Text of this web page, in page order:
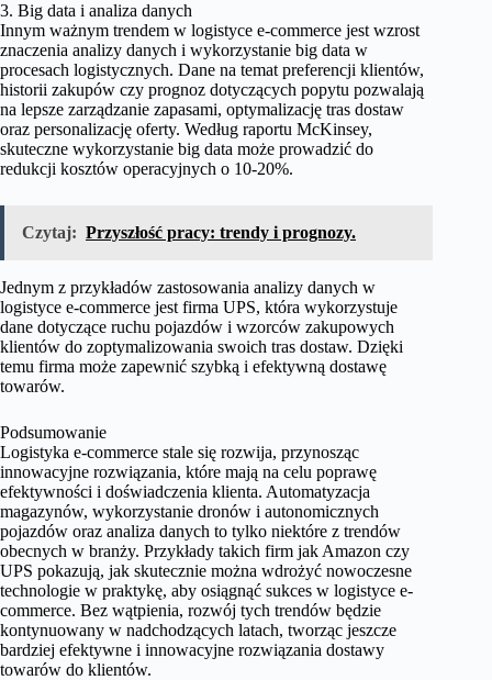
3. Big data i analiza danych
Innym ważnym trendem w logistyce e-commerce jest wzrost
znaczenia analizy danych i wykorzystanie big data w
procesach logistycznych. Dane na temat preferencji klientów,
historii zakupów czy prognoz dotyczących popytu pozwalają
na lepsze zarządzanie zapasami, optymalizację tras dostaw
oraz personalizację oferty. Według raportu McKinsey,
skuteczne wykorzystanie big data może prowadzić do
redukcji kosztów operacyjnych o 10-20%.
Czytaj: Przyszłość pracy: trendy i prognozy.
Jednym z przykładów zastosowania analizy danych w
logistyce e-commerce jest firma UPS, która wykorzystuje
dane dotyczące ruchu pojazdów i wzorców zakupowych
klientów do zoptymalizowania swoich tras dostaw. Dzięki
temu firma może zapewnić szybką i efektywną dostawę
towarów.
Podsumowanie
Logistyka e-commerce stale się rozwija, przynosząc
innowacyjne rozwiązania, które mają na celu poprawę
efektywności i doświadczenia klienta. Automatyzacja
magazynów, wykorzystanie dronów i autonomicznych
pojazdów oraz analiza danych to tylko niektóre z trendów
obecnych w branży. Przykłady takich firm jak Amazon czy
UPS pokazują, jak skutecznie można wdrożyć nowoczesne
technologie w praktykę, aby osiągnąć sukces w logistyce e-
commerce. Bez wątpienia, rozwój tych trendów będzie
kontynuowany w nadchodzących latach, tworząc jeszcze
bardziej efektywne i innowacyjne rozwiązania dostawy
towarów do klientów.